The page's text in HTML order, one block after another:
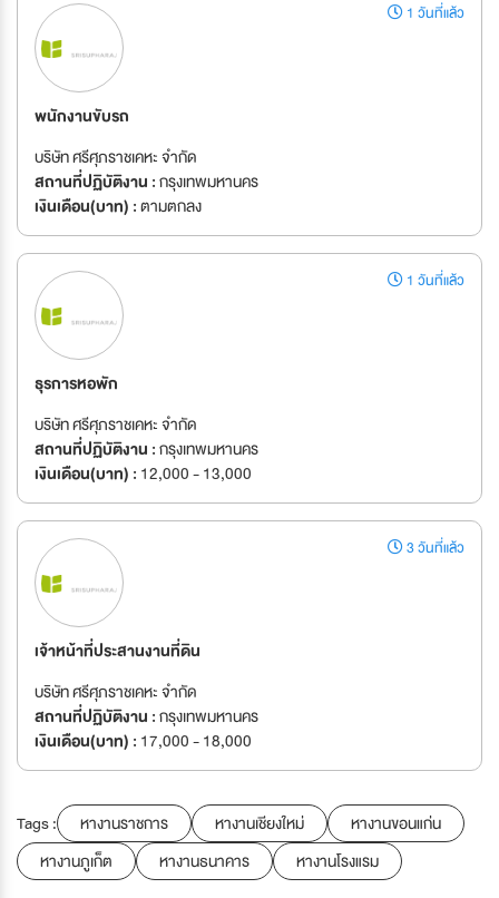
1 วันที่แล้ว
พนักงานขับรถ
บริษัท ศรีศุภราชเคหะ จำกัด
สถานที่ปฏิบัติงาน :กรุงเทพมหานคร
เงินเดือน(บาท) :ตามตกลง
1 วันที่แล้ว
ธุรการหอพัก
บริษัท ศรีศุภราชเคหะ จำกัด
สถานที่ปฏิบัติงาน :กรุงเทพมหานคร
เงินเดือน(บาท) : 12,000 - 13,000
3 วันที่แล้ว
เจ้าหน้าที่ประสานงานที่ดิน
บริษัท ศรีศุภราชเคหะ จำกัด
สถานที่ปฏิบัติงาน :กรุงเทพมหานคร
เงินเดือน(บาท) : 17,000 - 18,000
Tags : หางานราชการ หางานเชียงใหม่
หางานขอนแก่น
หางานภูเก็ต
หางานธนาคาร หางานโรงแรม